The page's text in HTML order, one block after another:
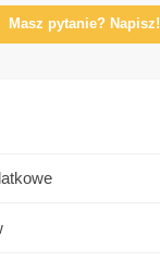
Masz pytanie? Napisz!